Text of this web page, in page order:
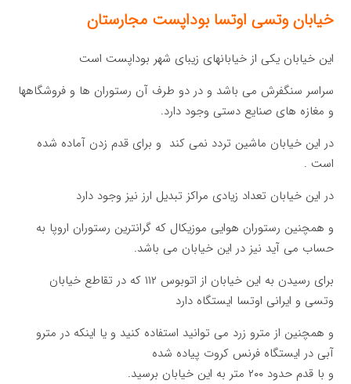
خیابان وتسی اوتسا بوداپست مجارستان
این خیابان یکی از خیابانهای زیبای شهر بوداپست است
سراسر سنگفرش می باشد و در دو طرف آن رستوران ها و فروشگاهها
و مغازه های صنایع دستی وجود دارد.
در این خیابان ماشین تردد نمی کند و برای قدم زدن آماده شده
است .
در این خیابان تعداد زیادی مراکز تبدیل ارز نیز وجود دارد
و همچنین رستوران هوایی موزیکال که گرانترین رستوران اروپا به
حساب می آید نیز در این خیابان می باشد.
برای رسیدن به این خیابان از اتوبوس ۱۱۲ که در تقاطع خیابان
وتسی و ایرانی اوتسا ایستگاه دارد
و همچنین از مترو زرد می توانید استفاده کنید و یا اینکه در مترو
آبی در ایستگاه فرنس کروت پیاده شده
و با قدم حدود ۲۰۰ متر به این خیابان برسید.